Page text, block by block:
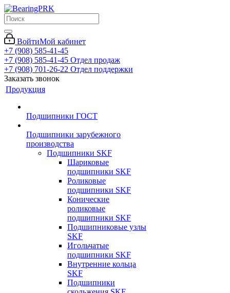
ВойтиМой кабинет
+7 (908) 585-41-45
+7 (908) 585-41-45 Отдел продаж
+7 (908) 701-26-22 Отдел поддержки
Заказать звонок
Продукция
Подшипники ГОСТ
Подшипники зарубежного
производства
Подшипники SKF
Шариковые
подшипники SKF
Роликовые
подшипники SKF
Конические
роликовые
подшипники SKF
Подшипниковые узлы
SKF
Игольчатые
подшипники SKF
Внутренние кольца
SKF
Подшипники